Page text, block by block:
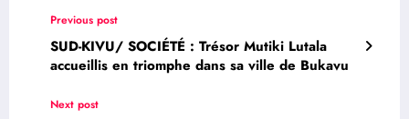
Previous post
SUD-KIVU/ SOCIÉTÉ : Trésor Mutiki Lutala
accueillis en triomphe dans sa ville de Bukavu
Next post